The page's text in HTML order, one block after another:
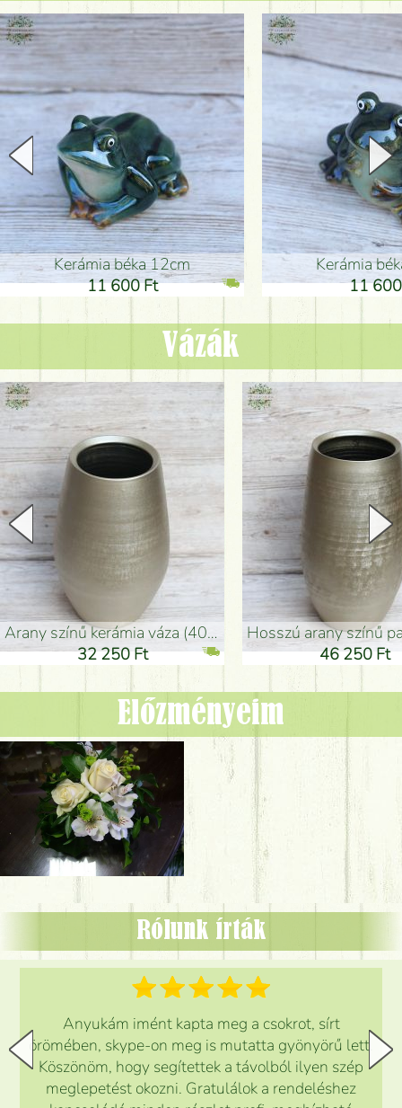
Kerámia béka 12cm
11 600 Ft
Kerámia
11
Vázák
arany színű kerámia váza (40x26cm)
32 250 Ft
hosszú arany színű
46 250 Ft
Előzményeim
Rólunk írták
Anyukám imént kapta meg a csokrot, sírt
örömében, skype-on meg is mutatta gyönyörű lett.
Köszönöm, hogy segítettek a távolból ilyen szép
meglepetést okozni. Gratulálok a rendeléshez